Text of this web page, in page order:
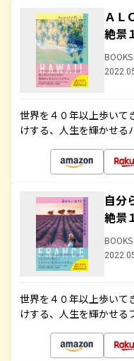
ＡＬ
絶景
世界を４０年以上歩いて
けする、人生を輝かせる
自分
絶景
世界を４０年以上歩いて
けする、人生を輝かせる